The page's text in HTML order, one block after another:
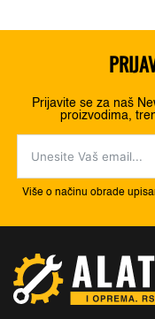
Prijavite se za naš
proizvodima,
Više o načinu obrade